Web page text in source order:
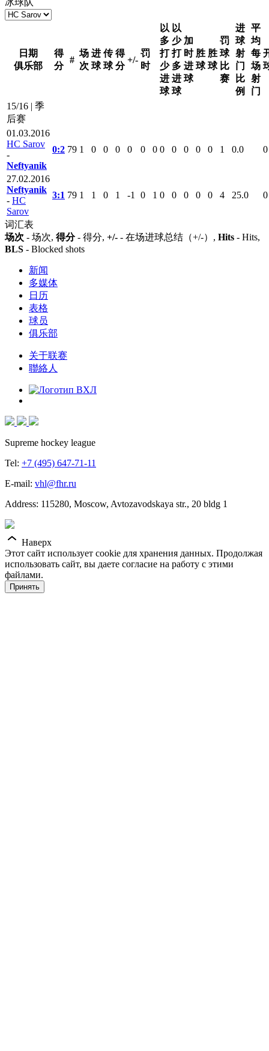
日期
俱乐部
得
分
#
场
次
进
球
传
球
得
分
+/-
罚
时
以
多
打
少
进
球
以
少
打
多
进
球
加
时
进
球
胜
球
胜
球
罚
球
比
赛
进
球
射
门
比
例
平
均
每
场
射
门
15/16 | 季
后赛
01.03.2016
HC Sarov
-
Neftyanik
0:2 79 1 0 0 0 0 0 0 0 0 0 0 0 1 0.0 0
27.02.2016
Neftyanik
- HC
Sarov
3:1 79 1 1 0 1 -1 0 1 0 0 0 0 0 4 25.0 0
词汇表
场次 - 场次, 得分- 得分, +/- - 在场进球总结（+/-）, Hits - Hits,
BLS - Blocked shots
新闻
多媒体
日历
表格
球员
俱乐部
关于联赛
聯絡人
Supreme hockey league
Tel: +7 (495) 647-71-11
E-mail: vhl@fhr.ru
Address: 115280, Moscow, Avtozavodskaya str., 20 bldg 1
Наверх
Этот сайт использует cookie для хранения данных. Продолжая
использовать сайт, вы даете согласие на работу с этими
файлами.
Принять